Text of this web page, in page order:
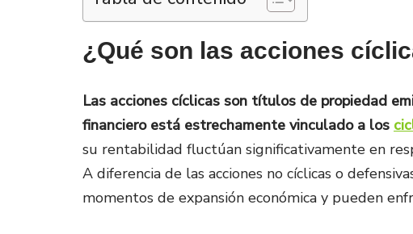
¿Qué son las acciones
Las acciones cíclicas son títulos de propiedad
financiero está estrechamente vinculado a los
su rentabilidad fluctúan significativamente en
A diferencia de las acciones no cíclicas o
momentos de expansión económica y pueden